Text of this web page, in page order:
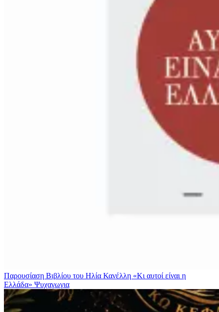
Παρουσίαση Βιβλίου του Ηλία Κανέλλη «Κι αυτοί είναι η
Ελλάδα» Ψυχαγωγια